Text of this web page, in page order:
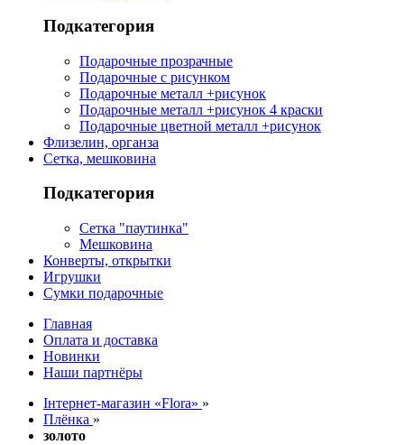
Подкатегория
Подарочные прозрачные
Подарочные с рисунком
Подарочные металл +рисунок
Подарочные металл +рисунок 4 краски
Подарочные цветной металл +рисунок
Флизелин, органза
Сетка, мешковина
Подкатегория
Сетка "паутинка"
Мешковина
Конверты, открытки
Игрушки
Сумки подарочные
Главная
Оплата и доставка
Новинки
Наши партнёры
Інтернет-магазин «Flora» »
Плёнка »
золото